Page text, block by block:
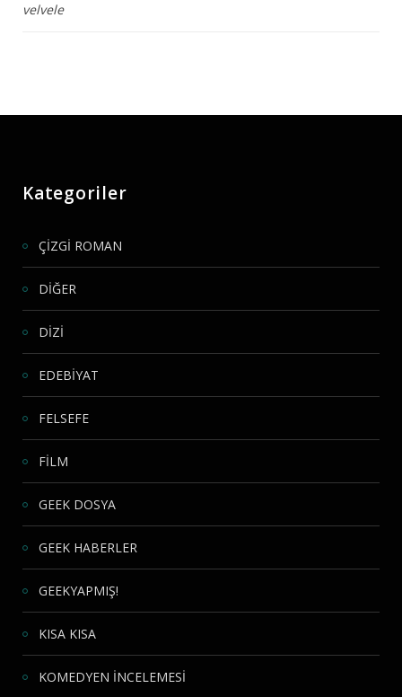
velvele
Kategoriler
ÇİZGİ ROMAN
DİĞER
DİZİ
EDEBİYAT
FELSEFE
FİLM
GEEK DOSYA
GEEK HABERLER
GEEKYAPMIŞ!
KISA KISA
KOMEDYEN İNCELEMESİ